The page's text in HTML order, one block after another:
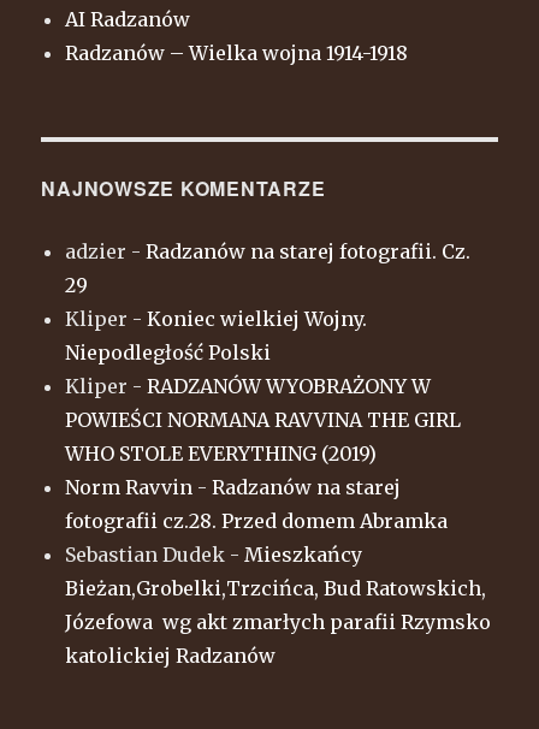
AI Radzanów
Radzanów – Wielka wojna 1914-1918
NAJNOWSZE KOMENTARZE
adzier -Radzanów na starej fotografii. Cz.
29
Kliper -Koniec wielkiej Wojny.
Niepodległość Polski
Kliper -RADZANÓW WYOBRAŻONY W
POWIEŚCI NORMANA RAVVINA THE GIRL
WHO STOLE EVERYTHING (2019)
Norm Ravvin -Radzanów na starej
fotografii cz.28. Przed domem Abramka
Sebastian Dudek -Mieszkańcy
Bieżan,Grobelki,Trzcińca, Bud Ratowskich,
Józefowa wg akt zmarłych parafii Rzymsko
katolickiej Radzanów